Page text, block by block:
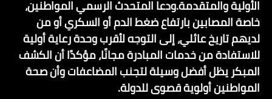
الأولية والمتقدمة.ودعا المتحدث الرسمي المواطنين،
خاصة المصابين بارتفاع ضغط الدم أو السكري أو من
لديهم تاريخ عائلي، إلى التوجه لأقرب وحدة رعاية أولية
للاستفادة من خدمات المبادرة مجانًا، مؤكدًا أن الكشف
المبكر يظل أفضل وسيلة لتجنب المضاعفات وأن صحة
المواطنين أولوية قصوى للدولة.